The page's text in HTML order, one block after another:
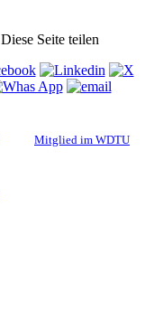
Diese Seite teilen
Mitglied im WDTU